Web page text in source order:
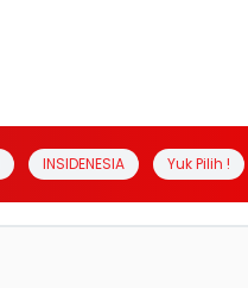
INSIDENESIA Yuk Pilih !